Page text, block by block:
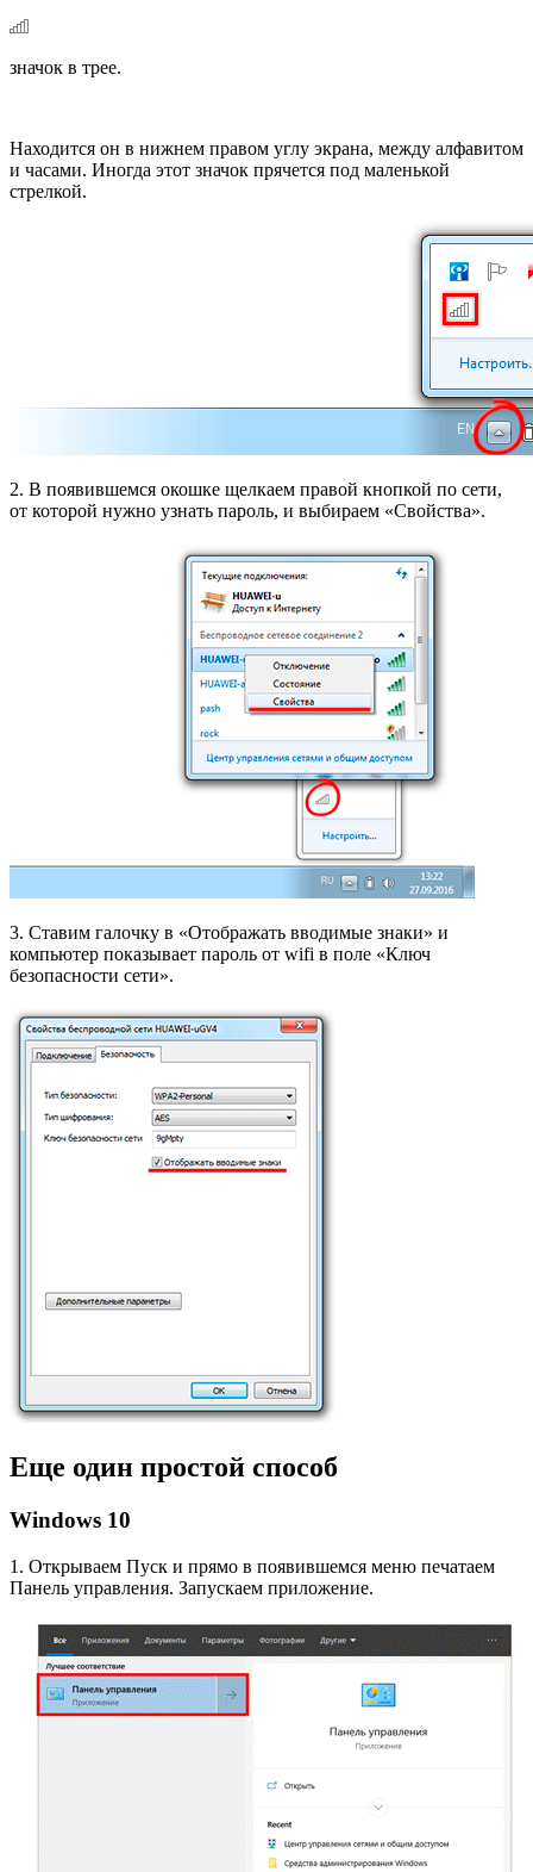
значок в трее.
Находится он в нижнем правом углу экрана, между алфавитом
и часами. Иногда этот значок прячется под маленькой
стрелкой.
2. В появившемся окошке щелкаем правой кнопкой по сети,
от которой нужно узнать пароль, и выбираем «Свойства».
3. Ставим галочку в «Отображать вводимые знаки» и
компьютер показывает пароль от wifi в поле «Ключ
безопасности сети».
Еще один простой способ
Windows 10
1. Открываем Пуск и прямо в появившемся меню печатаем
Панель управления. Запускаем приложение.